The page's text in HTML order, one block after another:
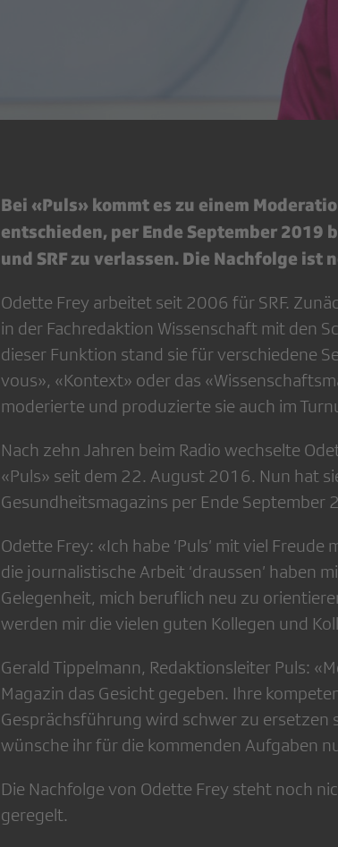
Bei «Puls» kommt es zu einem
entschieden, per Ende September 2019
und SRF zu verlassen. Die Nachfolge ist
Odette Frey arbeitet seit 2006 für SRF.
in der Fachredaktion Wissenschaft mit den
dieser Funktion stand sie für verschiedene
vous», «Kontext» oder das
moderierte und produzierte sie auch im
Nach zehn Jahren beim Radio wechselte
«Puls» seit dem 22. August 2016. Nun hat
Gesundheitsmagazins per Ende September
Odette Frey: «Ich habe ‘Puls’ mit viel
die journalistische Arbeit ‘draussen’ haben
Gelegenheit, mich beruflich neu zu
werden mir die vielen guten Kollegen und
Gerald Tippelmann, Redaktionsleiter Puls:
Magazin das Gesicht gegeben. Ihre
Gesprächsführung wird schwer zu ersetzen
wünsche ihr für die kommenden Aufgaben
Die Nachfolge von Odette Frey steht noch
geregelt.